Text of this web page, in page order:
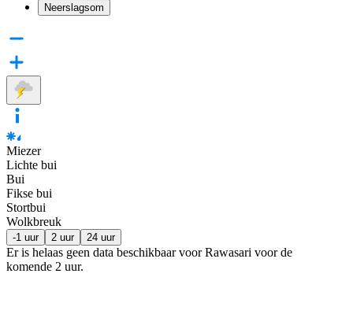
Neerslagsom
Miezer
Lichte bui
Bui
Fikse bui
Stortbui
Wolkbreuk
-1 uur 2 uur 24 uur
Er is helaas geen data beschikbaar voor Rawasari voor de
komende 2 uur.